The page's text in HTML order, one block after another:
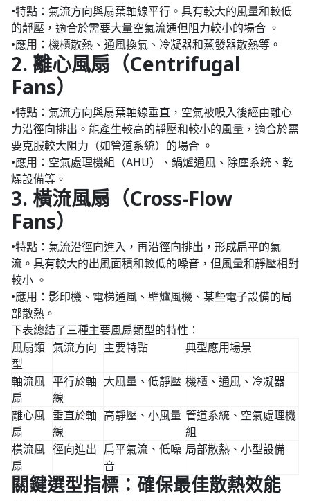
•特點：氣流方向與扇葉軸線平行。具有較大的風量和較低
的靜壓，適合於需要大量空氣流通但阻力較小的場合 。
•應用：機櫃散熱、通風換氣、冷凝器和蒸發器散熱等。
2. 離心風扇（Centrifugal
Fans）
•特點：氣流方向與扇葉軸線垂直，空氣被吸入後經由離心
力沿徑向排出。能產生較高的靜壓和較小的風量，適合於需
要克服較大阻力（如管道系統）的場合 。
•應用：空氣處理機組（AHU）、鍋爐通風、除塵系統、乾
燥設備等。
3. 橫流風扇（Cross-Flow
Fans）
•特點：氣流沿徑向進入，再沿徑向排出，形成扁平的氣
流。具有較大的出風面積和較低的噪音，但風量和靜壓相對
較小 。
•應用：影印機、電梯通風、壁爐風機、某些電子設備的局
部散熱。
下表總結了三種主要風扇類型的特性：
風扇類
型
氣流方向 主要特點 典型應用場景
軸流風
扇
平行於軸
線
大風量、低靜壓 機櫃、通風、冷凝器
離心風
扇
垂直於軸
線
高靜壓、小風量 管道系統、空氣處理機
組
橫流風
扇
徑向進出 扁平氣流、低噪
音
局部散熱、小型設備
關鍵選型指標：確保最佳散熱效能